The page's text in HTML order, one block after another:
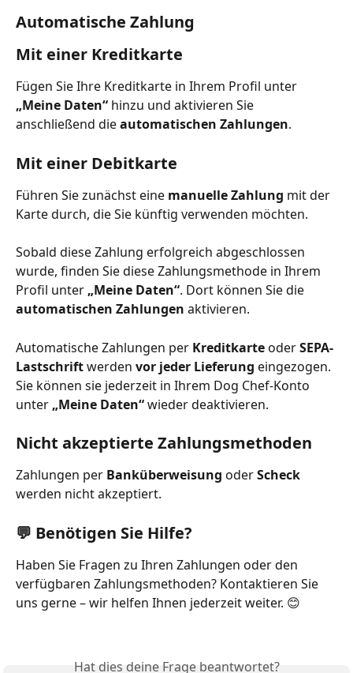
Automatische Zahlung
Mit einer Kreditkarte
Fügen Sie Ihre Kreditkarte in Ihrem Profil unter
„Meine Daten“ hinzu und aktivieren Sie
anschließend die automatischen Zahlungen.
Mit einer Debitkarte
Führen Sie zunächst eine manuelle Zahlung mit der
Karte durch, die Sie künftig verwenden möchten.
Sobald diese Zahlung erfolgreich abgeschlossen
wurde, finden Sie diese Zahlungsmethode in Ihrem
Profil unter „Meine Daten“. Dort können Sie die
automatischen Zahlungen aktivieren.
Automatische Zahlungen per Kreditkarte oder SEPA-
Lastschrift werden vor jeder Lieferung eingezogen.
Sie können sie jederzeit in Ihrem Dog Chef-Konto
unter „Meine Daten“ wieder deaktivieren.
Nicht akzeptierte Zahlungsmethoden
Zahlungen per Banküberweisung oder Scheck
werden nicht akzeptiert.
💬 Benötigen Sie Hilfe?
Haben Sie Fragen zu Ihren Zahlungen oder den
verfügbaren Zahlungsmethoden? Kontaktieren Sie
uns gerne – wir helfen Ihnen jederzeit weiter. 😊
Hat dies deine Frage beantwortet?